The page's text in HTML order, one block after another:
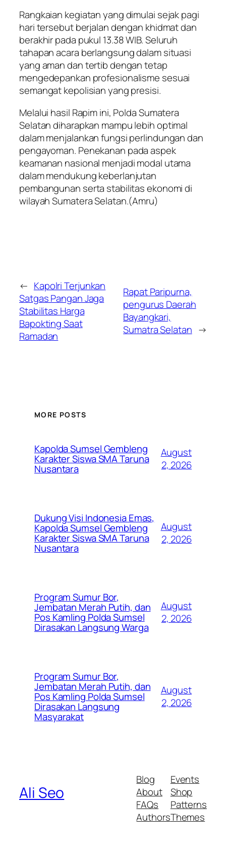
Rangkaian kegiatan yang dimulai sejak pagi
hari tersebut berjalan dengan khidmat dan
berakhir pada pukul 13.38 WIB. Seluruh
tahapan acara berlangsung dalam situasi
yang aman dan tertib dengan tetap
mengedepankan profesionalisme sesuai
semangat kepolisian yang presisi.
Melalui hasil Rapim ini, Polda Sumatera
Selatan diharapkan mampu lebih optimal
dalam menjalankan fungsi perlindungan dan
pengayoman. Penekanan pada aspek
keamanan nasional menjadi modal utama
dalam mendukung keberlanjutan
pembangunan serta stabilitas ekonomi di
wilayah Sumatera Selatan.(Amru)
← Kapolri Terjunkan
Satgas Pangan Jaga
Stabilitas Harga
Bapokting Saat
Ramadan
Rapat Paripurna,
pengurus Daerah
Bayangkari,
Sumatra Selatan →
MORE POSTS
Kapolda Sumsel Gembleng
Karakter Siswa SMA Taruna
Nusantara
August
2, 2026
Dukung Visi Indonesia Emas,
Kapolda Sumsel Gembleng
Karakter Siswa SMA Taruna
Nusantara
August
2, 2026
Program Sumur Bor,
Jembatan Merah Putih, dan
Pos Kamling Polda Sumsel
Dirasakan Langsung Warga
August
2, 2026
Program Sumur Bor,
Jembatan Merah Putih, dan
Pos Kamling Polda Sumsel
Dirasakan Langsung
Masyarakat
August
2, 2026
Ali Seo
Blog
About
FAQs
Authors
Events
Shop
Patterns
Themes